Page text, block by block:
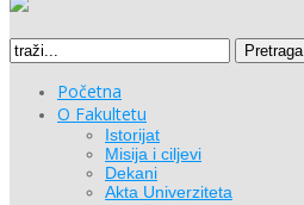
Pretraga
Početna
O Fakultetu
Istorijat
Misija i ciljevi
Dekani
Akta Univerziteta